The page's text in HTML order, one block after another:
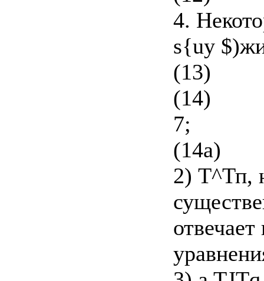
4.
s{uy
(13)
(14)
7;
(14а)
2) Т^Тп,